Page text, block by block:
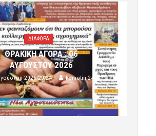
ΔΙΑΦΟΡΑ
ΘΡΑΚΙΚΗ ΑΓΟΡΑ : 06
ΑΥΓΟΥΣΤΟΥ 2026
2026 20:24 komotini24